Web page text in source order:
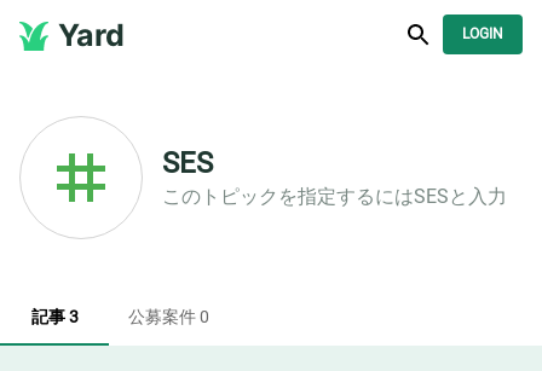
Yard LOGIN
SES
このトピックを指定するにはSES と入力
記事 3 公募案件 0